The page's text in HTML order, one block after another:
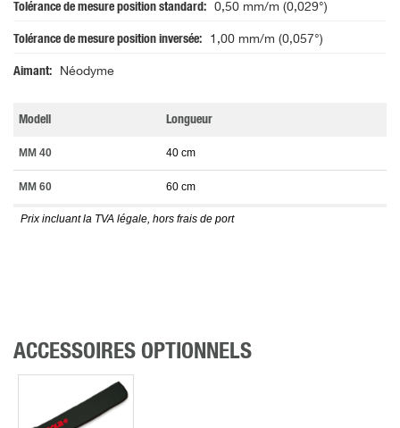
Tolérance de mesure position standard 0,50 mm/m (0,029°)
Tolérance de mesure position inversée 1,00 mm/m (0,057°)
Aimant Néodyme
Modell Longueur
MM 40 40 cm
MM 60 60 cm
Prix incluant la TVA légale, hors frais de port
ACCESSOIRES OPTIONNELS